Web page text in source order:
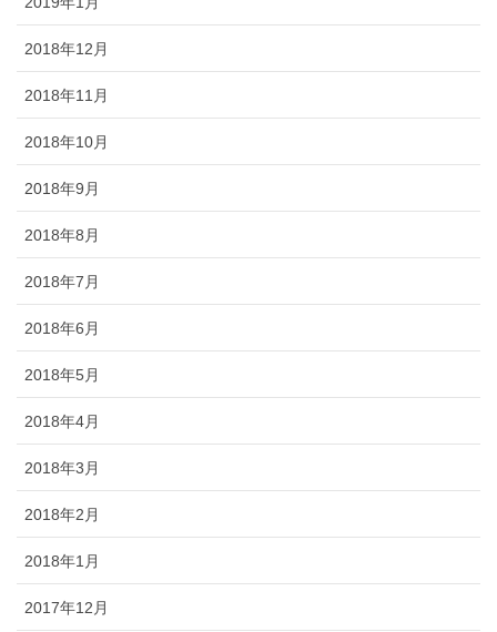
2018年12月
2018年11月
2018年10月
2018年9月
2018年8月
2018年7月
2018年6月
2018年5月
2018年4月
2018年3月
2018年2月
2018年1月
2017年12月